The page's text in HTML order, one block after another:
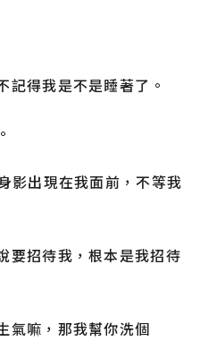
記得我是不是睡著了。
影出現在我面前，不等我
要招待我，根本是我招待
氣嘛，那我幫你洗個